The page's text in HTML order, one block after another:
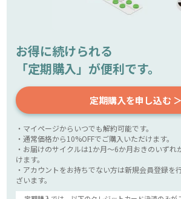
お得に続けられる
「定期購入」が便利です。
定期購入を申し込む ＞
・マイページからいつでも解約可能です。
・通常価格から10%OFFでご購入いただけます。
・お届けのサイクルは1か月～6か月おきのいずれ
けます。
・アカウントをお持ちでない方は新規会員登録を
ざいます。